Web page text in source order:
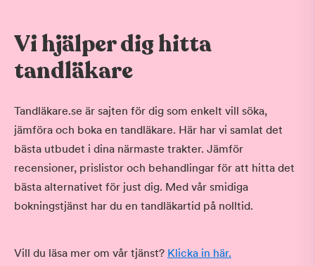
Vi hjälper dig hitta
tandläkare
Tandläkare.se är sajten för dig som enkelt vill söka,
jämföra och boka en tandläkare. Här har vi samlat det
bästa utbudet i dina närmaste trakter. Jämför
recensioner, prislistor och behandlingar för att hitta det
bästa alternativet för just dig. Med vår smidiga
bokningstjänst har du en tandläkartid på nolltid.
Vill du läsa mer om vår tjänst? Klicka in här.